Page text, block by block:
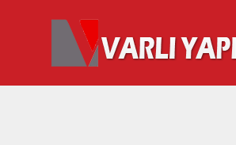
ANASAYFA
HAKKIMIZDA